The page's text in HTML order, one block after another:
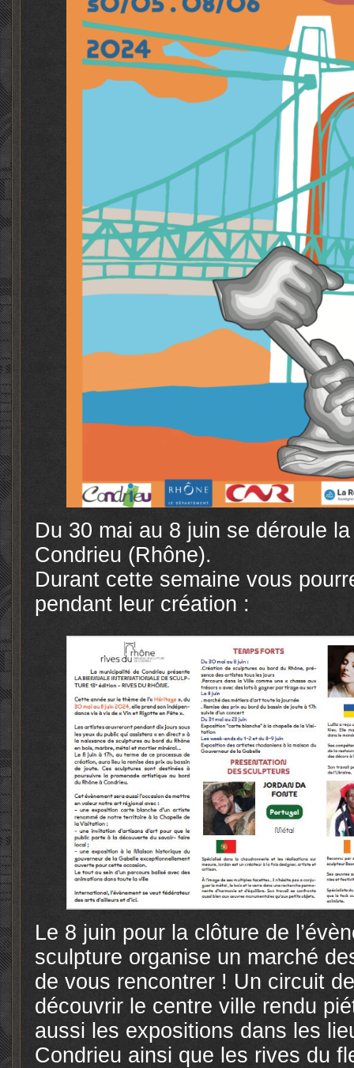
Du 30 mai au 8 juin se déroule
Condrieu (Rhône).
Durant cette semaine vous
pendant leur création :
Le 8 juin pour la clôture de
sculpture organise un marché
de vous rencontrer ! Un circuit
découvrir le centre ville rendu
aussi les expositions dans les
Condrieu ainsi que les rives du